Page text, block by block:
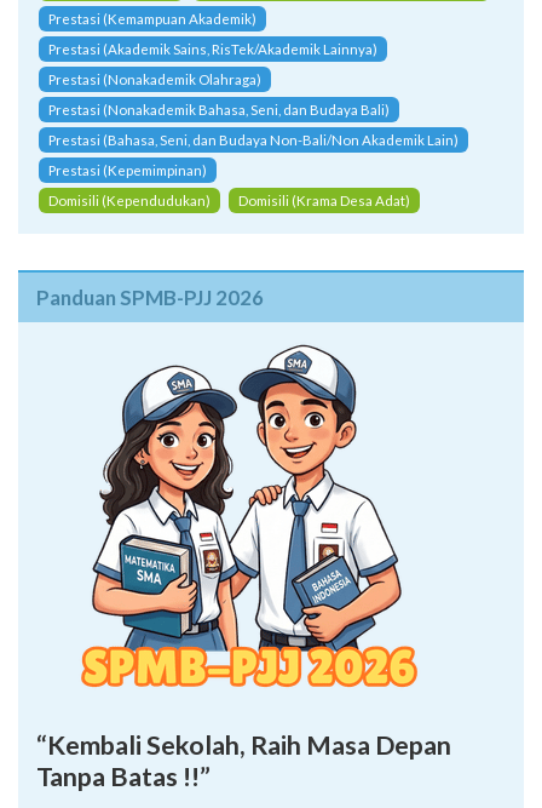
Prestasi (Kemampuan Akademik)
Prestasi (Akademik Sains, RisTek/Akademik Lainnya)
Prestasi (Nonakademik Olahraga)
Prestasi (Nonakademik Bahasa, Seni, dan Budaya Bali)
Prestasi (Bahasa, Seni, dan Budaya Non-Bali/Non Akademik Lain)
Prestasi (Kepemimpinan)
Domisili (Kependudukan)
Domisili (Krama Desa Adat)
Panduan SPMB-PJJ 2026
“Kembali Sekolah, Raih Masa Depan
Tanpa Batas !!”